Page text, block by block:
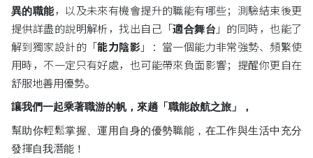
異的職能，以及未來有機會提升的職能有哪些；測驗結束後更
提供詳盡的說明解析，找出自己「適合舞台 」的同時，也能了
解到獨家設計的「能力陰影 」：當一個能力非常強勢、頻繁使
用時，不一定只有好處，也可能帶來負面影響；提醒你更自在
舒服地善用優勢。
讓我們一起乘著職游的帆，來趟「職能啟航之旅」，
幫助你輕鬆掌握、運用自身的優勢職能，在工作與生活中充分
發揮自我潛能！